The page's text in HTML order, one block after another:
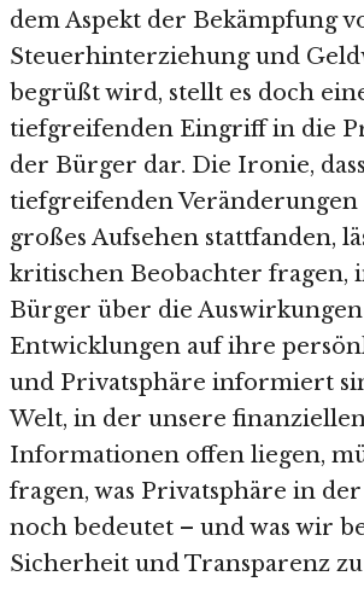
dem Aspekt der Bekämpfung
Steuerhinterziehung und
begrüßt wird, stellt es doch
tiefgreifenden Eingriff in die
der Bürger dar. Die Ironie,
tiefgreifenden Veränderungen
großes Aufsehen stattfanden,
kritischen Beobachter fragen,
Bürger über die
Entwicklungen auf ihre
und Privatsphäre informiert
Welt, in der unsere
Informationen offen liegen,
fragen, was Privatsphäre in
noch bedeutet – und was wir
Sicherheit und Transparenz